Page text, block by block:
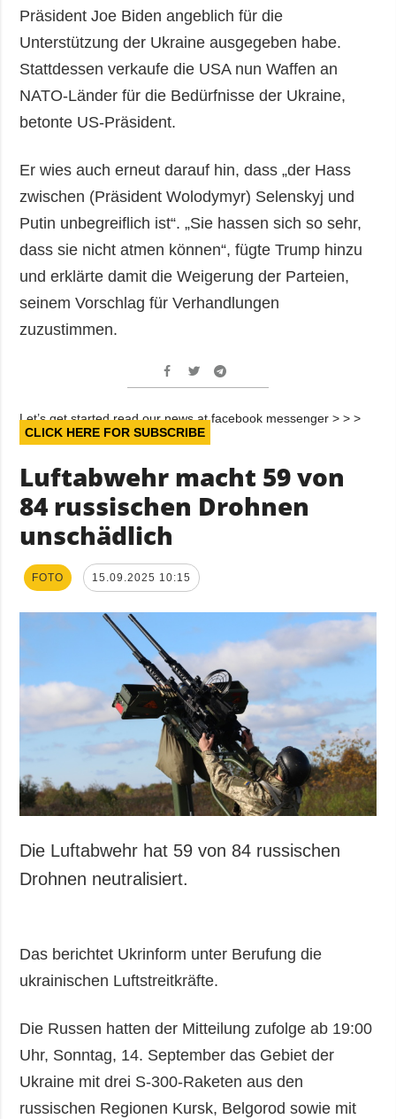
Präsident Joe Biden angeblich für die
Unterstützung der Ukraine ausgegeben habe.
Stattdessen verkaufe die USA nun Waffen an
NATO-Länder für die Bedürfnisse der Ukraine,
betonte US-Präsident.
Er wies auch erneut darauf hin, dass „der Hass
zwischen (Präsident Wolodymyr) Selenskyj und
Putin unbegreiflich ist“. „Sie hassen sich so sehr,
dass sie nicht atmen können“, fügte Trump hinzu
und erklärte damit die Weigerung der Parteien,
seinem Vorschlag für Verhandlungen
zuzustimmen.
Let’s get started read our news at facebook messenger > > >
CLICK HERE FOR SUBSCRIBE
Luftabwehr macht 59 von
84 russischen Drohnen
unschädlich
FOTO 15.09.2025 10:15
Die Luftabwehr hat 59 von 84 russischen
Drohnen neutralisiert.
Das berichtet Ukrinform unter Berufung die
ukrainischen Luftstreitkräfte.
Die Russen hatten der Mitteilung zufolge ab 19:00
Uhr, Sonntag, 14. September das Gebiet der
Ukraine mit drei S-300-Raketen aus den
russischen Regionen Kursk, Belgorod sowie mit